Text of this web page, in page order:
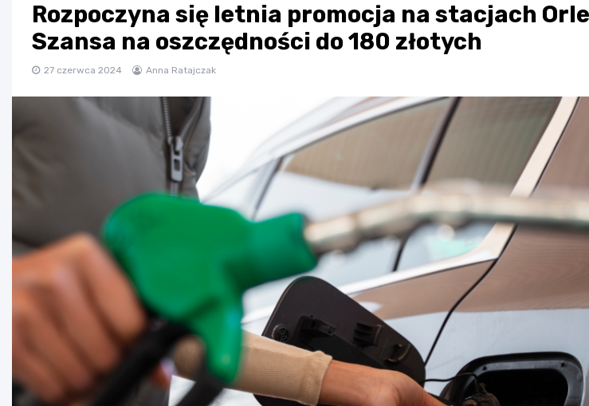
Rozpoczyna się letnia promocja na stacjach
Szansa na oszczędności do 180 złotych
27 czerwca 2024 Anna Ratajczak